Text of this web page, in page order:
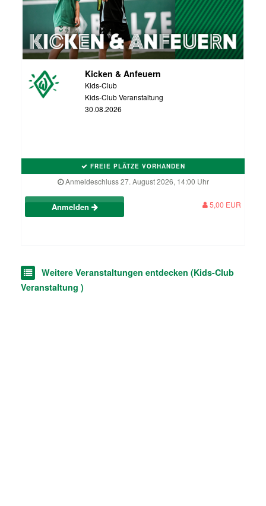
Kicken & Anfeuern
Kids-Club
Kids-Club Veranstaltung
30.08.2026
FREIE PLÄTZE VORHANDEN
Anmeldeschluss 27. August 2026, 14:00 Uhr
Anmelden 5,00 EUR
Weitere Veranstaltungen entdecken (Kids-Club
Veranstaltung )